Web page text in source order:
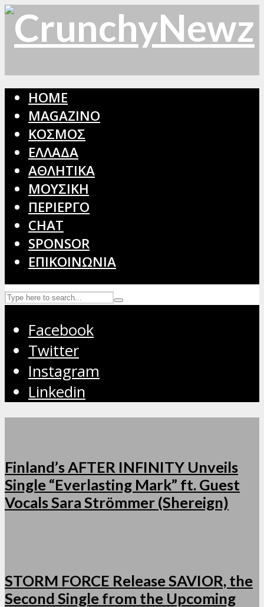
HOME
MAGAZINO
ΚΟΣΜΟΣ
ΕΛΛΑΔΑ
ΑΘΛΗΤΙΚΑ
ΜΟΥΣΙΚΗ
ΠΕΡΙΕΡΓΟ
CHAT
SPONSOR
ΕΠΙΚΟΙΝΩΝΙΑ
Facebook
Twitter
Instagram
Linkedin
Finland’s AFTER INFINITY Unveils
Single “Everlasting Mark” ft. Guest
Vocals Sara Strömmer (Shereign)
STORM FORCE Release SAVIOR, the
Second Single from the Upcoming